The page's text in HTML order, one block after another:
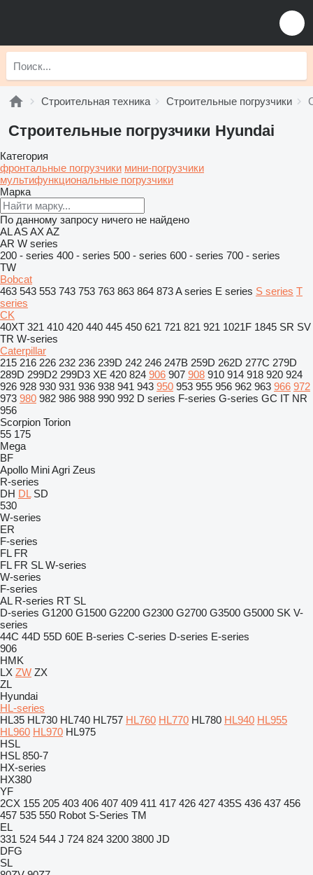
Строительная техника Строительные погрузчики
Строительные погрузчики Hyundai
Категория
фронтальные погрузчики мини-погрузчики
мультифункциональные погрузчики
Марка
По данному запросу ничего не найдено
ALASAXAZ
AR W series
200 - series 400 - series 500 - series 600 - series 700 - series
TW
Bobcat
463 543 553 743 753 763 863 864 873A series E series S series T
series
CK
40XT 321 410 420 440 445 450 621 721 821 921 1021F 1845 SR SV
TR W-series
Caterpillar
215 216 226 232 236 239D 242 246 247B 259D 262D 277C 279D
289D 299D2 299D3 XE 420 824 906 907 908 910 914 918 920 924
926 928 930 931 936 938 941 943 950 953 955 956 962 963 966 972
973 980 982 986 988 990 992 D series F-series G-series GC IT NR
956
Scorpion Torion
55 175
Mega
BF
Apollo Mini Agri Zeus
R-series
DH DL SD
530
W-series
ER
F-series
FL FR
FL FR SL W-series
W-series
F-series
AL R-series RT SL
D-series G1200 G1500 G2200 G2300 G2700 G3500 G5000 SK V-
series
44C 44D 55D 60E B-series C-series D-series E-series
906
HMK
LX ZW ZX
ZL
Hyundai
HL-series
HL35 HL730 HL740 HL757 HL760 HL770 HL780 HL940 HL955
HL960 HL970 HL975
HSL
HSL 850-7
HX-series
HX380
YF
2CX 155 205 403 406 407 409 411 417 426 427 435S 436 437 456
457 535 550 Robot S-Series TM
EL
331 524 544 J 724 824 3200 3800 JD
DFG
SL